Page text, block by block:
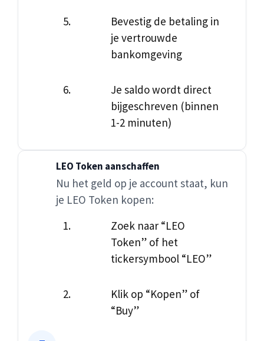
Bevestig de betaling in
je vertrouwde
bankomgeving
Je saldo wordt direct
bijgeschreven (binnen
1-2 minuten)
LEO Token aanschaffen
Nu het geld op je account staat, kun
je LEO Token kopen:
Zoek naar “LEO
Token” of het
tickersymbool “LEO”
Klik op “Kopen” of
“Buy”